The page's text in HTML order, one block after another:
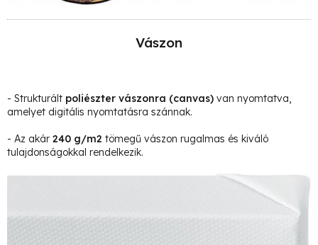
Vászon
- Strukturált poliészter vászonra (canvas) van nyomtatva,
amelyet digitális nyomtatásra szánnak.
- Az akár 240 g/m2 tömegű vászon rugalmas és kiváló
tulajdonságokkal rendelkezik.